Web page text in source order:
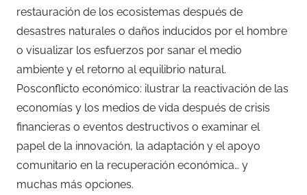
restauración de los ecosistemas después de
desastres naturales o daños inducidos por el hombre
o visualizar los esfuerzos por sanar el medio
ambiente y el retorno al equilibrio natural.
Posconflicto económico: ilustrar la reactivación de las
economías y los medios de vida después de crisis
financieras o eventos destructivos o examinar el
papel de la innovación, la adaptación y el apoyo
comunitario en la recuperación económica… y
muchas más opciones.